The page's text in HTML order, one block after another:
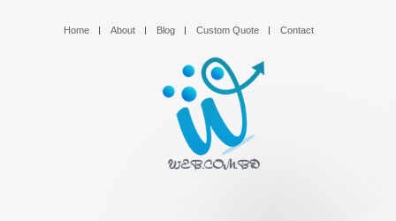
Home About Blog Custom Quote Contact